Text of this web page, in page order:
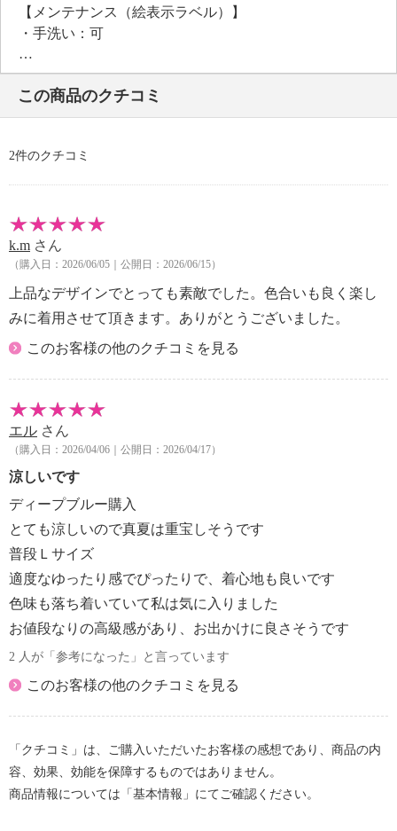
【メンテナンス（絵表示ラベル）】
・手洗い：可
・漂白処理：塩素系・酸素系漂白不可
・タンブル乾燥：不可
・自然乾燥：日陰の吊り干し
・アイロン仕上げ：可（低温）
・ウエットクリーニング：可
【メンテナンス（ケアラベル）】
・摩擦による色落ち、色移り注意
【原産国（地）】
・日本製
この商品のクチコミ
2件のクチコミ
k.m さん
（購入日：2026/06/05｜公開日：2026/06/15）
上品なデザインでとっても素敵でした。色合いも良く楽し
みに着用させて頂きます。ありがとうございました。
このお客様の他のクチコミを見る
エル さん
（購入日：2026/04/06｜公開日：2026/04/17）
涼しいです
ディープブルー購入
とても涼しいので真夏は重宝しそうです
普段Ｌサイズ
適度なゆったり感でぴったりで、着心地も良いです
色味も落ち着いていて私は気に入りました
お値段なりの高級感があり、お出かけに良さそうです
2 人が「参考になった」と言っています
このお客様の他のクチコミを見る
「クチコミ」は、ご購入いただいたお客様の感想であり、商品の内
容、効果、効能を保障するものではありません。
商品情報については「基本情報」にてご確認ください。